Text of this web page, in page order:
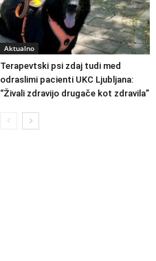
Aktualno
Terapevtski psi zdaj tudi med
odraslimi pacienti UKC Ljubljana:
“Živali zdravijo drugače kot zdravila”